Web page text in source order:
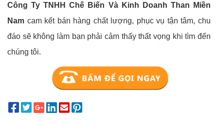
Công Ty TNHH Chế Biến Và Kinh Doanh Than Miền
Nam cam kết bán hàng chất lượng, phục vụ tận tâm, chu
đáo sẽ không làm bạn phải cảm thấy thất vọng khi tìm đến
chúng tôi.